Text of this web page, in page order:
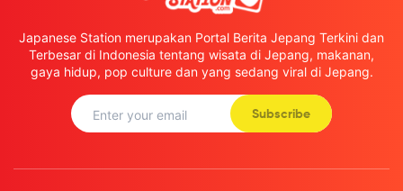
Japanese Station merupakan Portal Berita Jepang Terkini dan
Terbesar di Indonesia tentang wisata di Jepang, makanan,
gaya hidup, pop culture dan yang sedang viral di Jepang.
Subscribe